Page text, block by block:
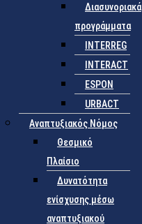
Διασυνοριακά
προγράμματα
INTERREG
INTERACT
ESPON
URBACT
Αναπτυξιακός Νόμος
Θεσμικό
Πλαίσιο
Δυνατότητα
ενίσχυσης μέσω
αναπτυξιακού